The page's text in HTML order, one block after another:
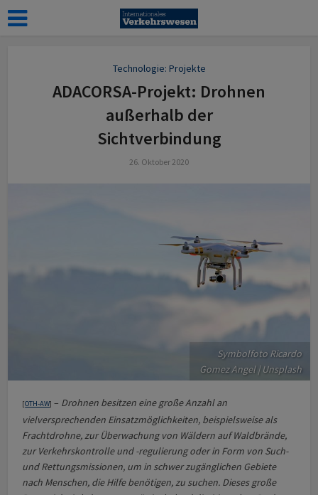
Technologie: Projekte
ADACORSA-Projekt: Drohnen
außerhalb der
Sichtverbindung
26. Oktober 2020
Symbolfoto Ricardo
Gomez Angel | Unsplash
[OTH-AW] – Drohnen besitzen eine große Anzahl an
vielversprechenden Einsatzmöglichkeiten, beispielsweise als
Frachtdrohne, zur Überwachung von Wäldern auf Waldbrände,
zur Verkehrskontrolle und -regulierung oder in Form von Such-
und Rettungsmissionen, um in schwer zugänglichen Gebiete
nach Menschen, die Hilfe benötigen, zu suchen. Dieses große